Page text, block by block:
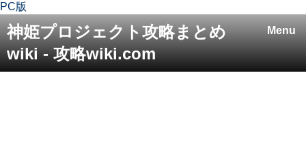
PC版
Menu
神姫プロジェクト攻略まとめ
wiki - 攻略wiki.com